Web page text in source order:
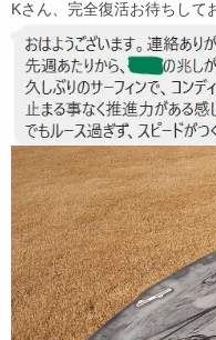
Kさん、完全復活お待ちして